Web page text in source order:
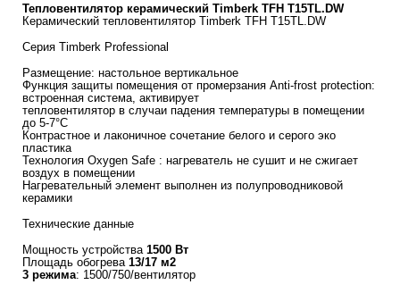
Тепловентилятор керамический Timberk TFH T15TL.DW
Керамический тепловентилятор Timberk TFH T15TL.DW
Серия Timberk Professional
Размещение: настольное вертикальное
Функция защиты помещения от промерзания Anti-frost protection:
встроенная система, активирует
тепловентилятор в случаи падения температуры в помещении
до 5-7°С
Контрастное и лаконичное сочетание белого и серого эко
пластика
Технология Oxygen Safe : нагреватель не сушит и не сжигает
воздух в помещении
Нагревательный элемент выполнен из полупроводниковой
керамики
Технические данные
Мощность устройства 1500 Вт
Площадь обогрева 13/17 м2
3 режима: 1500/750/вентилятор